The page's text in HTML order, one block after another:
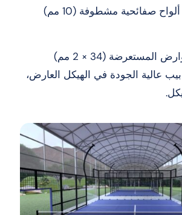
بشكل سلس مع ألواح صفائحية مشطوفة (10 مم)
ثم يتم تثبيت العوارض المستعرضة (34 × 2 مم)
عالية الجودة في الهيكل العارض،